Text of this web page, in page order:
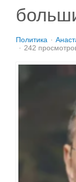
Политика
242